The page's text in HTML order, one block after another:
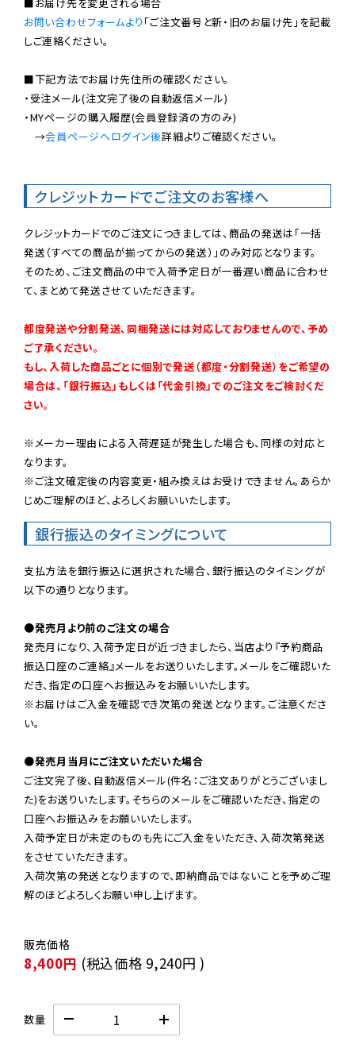
お問い合わせフォームより 「ご注文番号と新・旧のお届け先」を記載
しご連絡ください。
■下記方法でお届け先住所の確認ください。
・受注メール(注文完了後の自動返信メール)
・MYページの購入履歴(会員登録済の方のみ)
→会員ページへログイン後詳細よりご確認ください。
クレジットカードでご注文のお客様へ
クレジットカードでのご注文につきましては、商品の発送は「一括
発送（すべての商品が揃ってからの発送）」のみ対応となります。
そのため、ご注文商品の中で入荷予定日が一番遅い商品に合わせ
て、まとめて発送させていただきます。
都度発送や分割発送、同梱発送には対応しておりませんので、予め
ご了承ください。
もし、入荷した商品ごとに個別で発送（都度・分割発送）をご希望の
場合は、「銀行振込」もしくは「代金引換」でのご注文をご検討くだ
さい。
※メーカー理由による入荷遅延が発生した場合も、同様の対応と
なります。
※ご注文確定後の内容変更・組み換えはお受けできません。あらか
じめご理解のほど、よろしくお願いいたします。
銀行振込のタイミングについて
支払方法を銀行振込に選択された場合、銀行振込のタイミングが
以下の通りとなります。
●発売月より前のご注文の場合
発売月になり、入荷予定日が近づきましたら、当店より『予約商品
振込口座のご連絡』メールをお送りいたします。メールをご確認いた
だき、指定の口座へお振込みをお願いいたします。
※お届けはご入金を確認でき次第の発送となります。ご注意くださ
い。
●発売月当月にご注文いただいた場合
ご注文完了後、自動返信メール(件名：ご注文ありがとうございまし
た)をお送りいたします。そちらのメールをご確認いただき、指定の
口座へお振込みをお願いいたします。
入荷予定日が未定のものも先にご入金をいただき、入荷次第発送
をさせていただきます。
入荷次第の発送となりますので、即納商品ではないことを予めご理
解のほどよろしくお願い申し上げます。
8,400円 (税込価格 9,240円 )
数量